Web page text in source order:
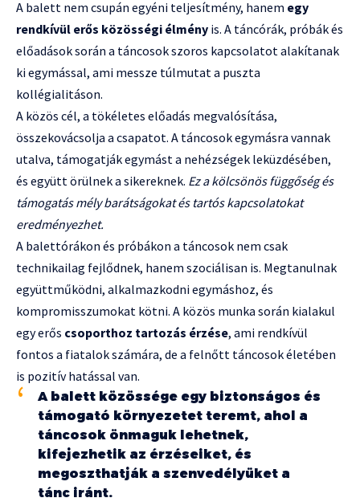
A balett nem csupán egyéni teljesítmény, hanem egy
rendkívül erős közösségi élmény is. A táncórák, próbák és
előadások során a táncosok szoros kapcsolatot alakítanak
ki egymással, ami messze túlmutat a puszta
kollégialitáson.
A közös cél, a tökéletes előadás megvalósítása,
összekovácsolja a csapatot. A táncosok egymásra vannak
utalva, támogatják egymást a nehézségek leküzdésében,
és együtt örülnek a sikereknek. Ez a kölcsönös függőség és
támogatás mély barátságokat és tartós kapcsolatokat
eredményezhet.
A balettórákon és próbákon a táncosok nem csak
technikailag fejlődnek, hanem szociálisan is. Megtanulnak
együttműködni, alkalmazkodni egymáshoz, és
kompromisszumokat kötni. A közös munka során kialakul
egy erős csoporthoz tartozás érzése, ami rendkívül
fontos a fiatalok számára, de a felnőtt táncosok életében
is pozitív hatással van.
A balett közössége egy biztonságos és
támogató környezetet teremt, ahol a
táncosok önmaguk lehetnek,
kifejezhetik az érzéseiket, és
megoszthatják a szenvedélyüket a
tánc iránt.